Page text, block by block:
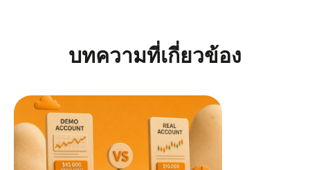
บทความที่เกี่ยวข้อง